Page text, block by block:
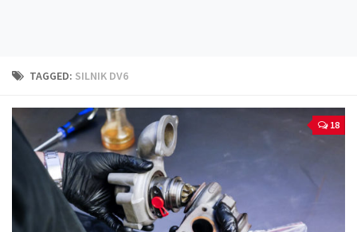
Technika jazdy
Kalkulatory
Przelicznik mocy
Auto z niemiec
Galerie
TAGGED: SILNIK DV6
18